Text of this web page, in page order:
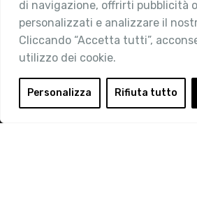
di navigazione, offrirti pubblicità
personalizzati e analizzare il
Cliccando “Accetta tutti”,
utilizzo dei cookie.
Personalizza Rifiuta tutto
Attività
Contatti
Area Riservata
Login
Diventa Socio